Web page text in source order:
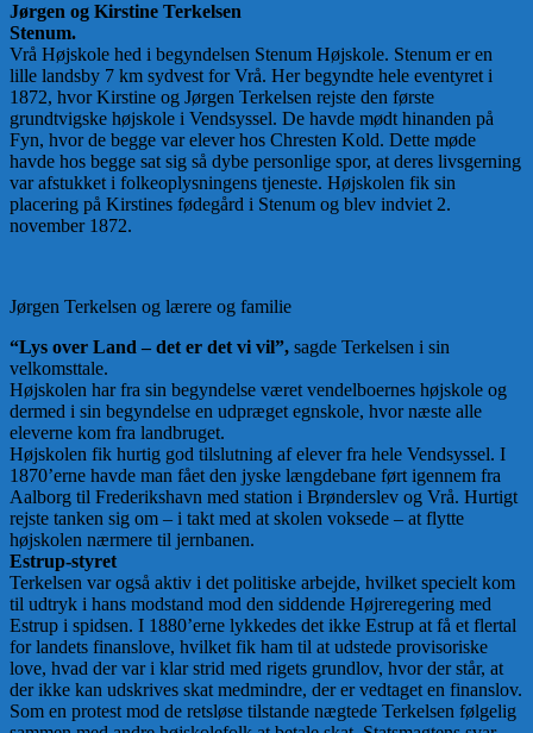
Jørgen og Kirstine Terkelsen
Stenum.
Vrå Højskole hed i begyndelsen Stenum Højskole. Stenum er en
lille landsby 7 km sydvest for Vrå. Her begyndte hele eventyret i
1872, hvor Kirstine og Jørgen Terkelsen rejste den første
grundtvigske højskole i Vendsyssel. De havde mødt hinanden på
Fyn, hvor de begge var elever hos Chresten Kold. Dette møde
havde hos begge sat sig så dybe personlige spor, at deres livsgerning
var afstukket i folkeoplysningens tjeneste. Højskolen fik sin
placering på Kirstines fødegård i Stenum og blev indviet 2.
november 1872.
Jørgen Terkelsen og lærere og familie
“Lys over Land – det er det vi vil”, sagde Terkelsen i sin
velkomsttale.
Højskolen har fra sin begyndelse været vendelboernes højskole og
dermed i sin begyndelse en udpræget egnskole, hvor næste alle
eleverne kom fra landbruget.
Højskolen fik hurtig god tilslutning af elever fra hele Vendsyssel. I
1870’erne havde man fået den jyske længdebane ført igennem fra
Aalborg til Frederikshavn med station i Brønderslev og Vrå. Hurtigt
rejste tanken sig om – i takt med at skolen voksede – at flytte
højskolen nærmere til jernbanen.
Estrup-styret
Terkelsen var også aktiv i det politiske arbejde, hvilket specielt kom
til udtryk i hans modstand mod den siddende Højreregering med
Estrup i spidsen. I 1880’erne lykkedes det ikke Estrup at få et flertal
for landets finanslove, hvilket fik ham til at udstede provisoriske
love, hvad der var i klar strid med rigets grundlov, hvor der står, at
der ikke kan udskrives skat medmindre, der er vedtaget en finanslov.
Som en protest mod de retsløse tilstande nægtede Terkelsen følgelig